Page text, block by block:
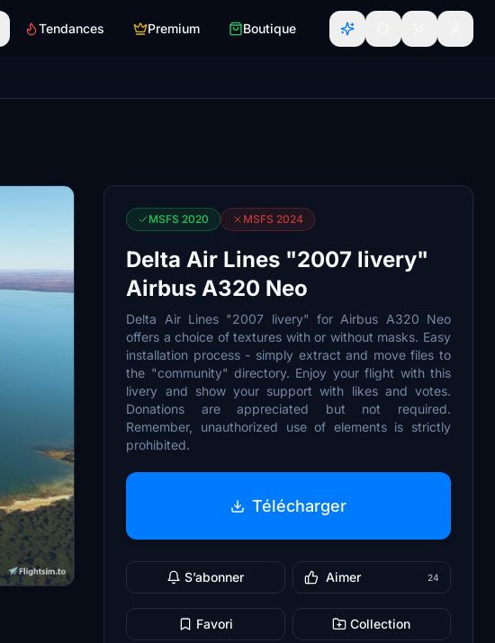
Tendances Premium Boutique
MSFS 2020 MSFS 2024
Delta Air Lines "2007 livery"
Airbus A320 Neo
Delta Air Lines "2007 livery" for Airbus A320 Neo
offers a choice of textures with or without masks. Easy
installation process - simply extract and move files to
the "community" directory. Enjoy your flight with this
livery and show your support with likes and votes.
Donations are appreciated but not required.
Remember, unauthorized use of elements is strictly
prohibited.
Télécharger
S’abonner Aimer 24
Favori Collection